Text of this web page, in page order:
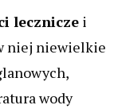
lecznicze i
niej niewielkie
wody